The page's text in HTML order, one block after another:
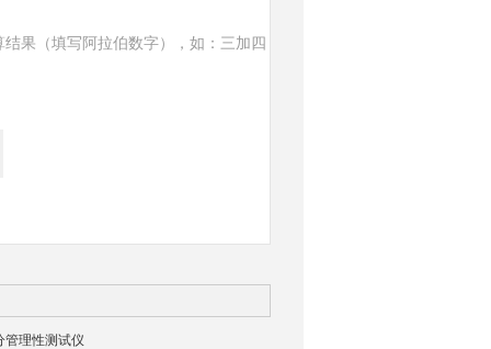
结果（填写阿拉伯数字），如：三加四
管理性测试仪